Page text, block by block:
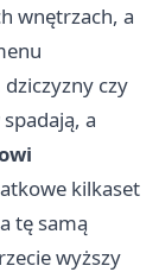
wnętrzach, a
czy
a
kilkaset
tę samą
wyższy